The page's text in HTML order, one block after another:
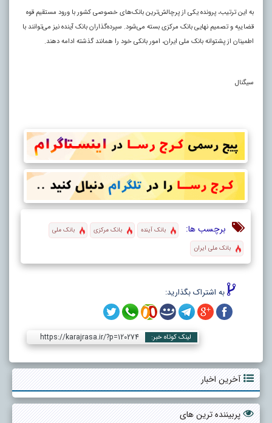
به این ترتیب، پرونده یکی از پرچالش‌ترین بانک‌های خصوصی کشور با ورود مستقیم قوه
قضاییه و تصمیم نهایی بانک مرکزی بسته می‌شود. سپرده‌گذاران بانک آینده نیز می‌توانند با
اطمینان از پشتوانه بانک ملی ایران، امور بانکی خود را همانند گذشته ادامه دهند.
سیگنال
برچسب ها: بانک آینده بانک مرکزی
بانک ملی
بانک ملی ایران
به اشتراک بگذارید:
لینک کوتاه خبر: https://karajrasa.ir/?p=120274
آخرین اخبار
پربیننده ترین های